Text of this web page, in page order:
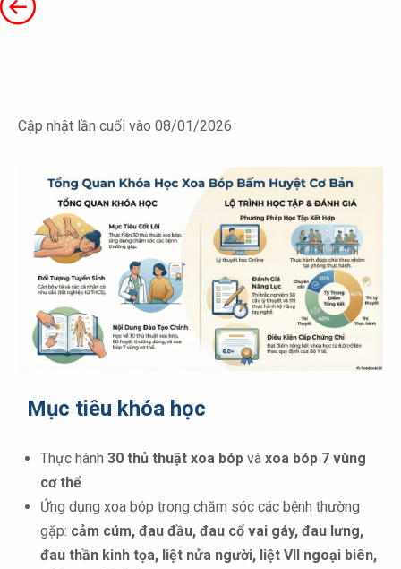
Cập nhật lần cuối vào 08/01/2026
Mục tiêu khóa học
Thực hành 30 thủ thuật xoa bóp và xoa bóp 7 vùng
cơ thể
Ứng dụng xoa bóp trong chăm sóc các bệnh thường
gặp: cảm cúm, đau đầu, đau cổ vai gáy, đau lưng,
đau thần kinh tọa, liệt nửa người, liệt VII ngoại biên,